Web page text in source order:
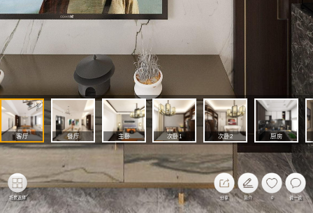
分享 简介 0 说一说
场景选择
客厅 餐厅 主卧 次卧1 次卧2 厨房